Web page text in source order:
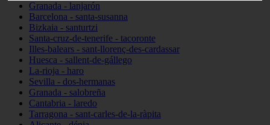
Granada - lanjarón
Barcelona - santa-susanna
Bizkaia - santurtzi
Santa-cruz-de-tenerife - tacoronte
Illes-balears - sant-llorenç-des-cardassar
Huesca - sallent-de-gállego
La-rioja - haro
Sevilla - dos-hermanas
Granada - salobreña
Cantabria - laredo
Tarragona - sant-carles-de-la-ràpita